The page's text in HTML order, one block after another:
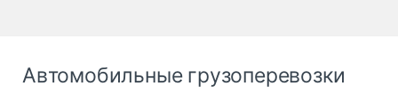
Автомобильные грузоперевозки